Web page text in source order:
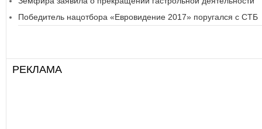
Победитель нацотбора «Евровидение 2017» поругался с СТБ
РЕКЛАМА